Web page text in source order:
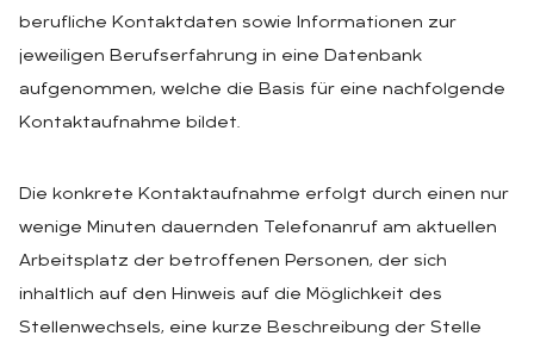
berufliche Kontaktdaten sowie Informationen zur
jeweiligen Berufserfahrung in eine Datenbank
aufgenommen, welche die Basis für eine nachfolgende
Kontaktaufnahme bildet.
Die konkrete Kontaktaufnahme erfolgt durch einen nur
wenige Minuten dauernden Telefonanruf am aktuellen
Arbeitsplatz der betroffenen Personen, der sich
inhaltlich auf den Hinweis auf die Möglichkeit des
Stellenwechsels, eine kurze Beschreibung der Stelle